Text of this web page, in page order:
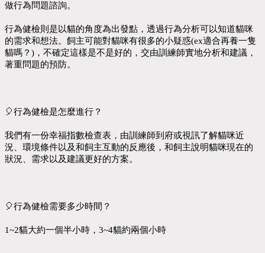
做行為問題諮詢。
行為健檢則是以貓的角度為出發點，透過行為分析可以知道貓咪
的需求和想法。飼主可能對貓咪有很多的小疑惑(ex適合再養一隻
貓嗎？)，不確定這樣是不是好的，交由訓練師實地分析和建議，
著重問題的預防。
🎈行為健檢是怎麼進行？
我們有一份幸福指數檢查表，由訓練師到府或視訊了解貓咪近
況、環境條件以及和飼主互動的反應後，和飼主說明貓咪現在的
狀況、需求以及建議更好的方案。
🎈行為健檢需要多少時間？
1~2貓大約一個半小時，3~4貓約兩個小時